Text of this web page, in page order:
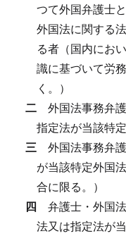
つて外国弁護士
外国法に関する
る者（国内にお
識に基づいて労
く。）
二 外国法事務弁
指定法が当該特
三 外国法事務弁
が当該特定外国
合に限る。）
四 弁護士・外国
法又は指定法が